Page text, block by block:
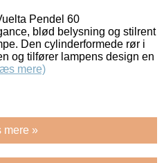
Pendel 60
blød belysning og stilrent
Den cylinderformede rør i
og tilfører lampens design en
mere)
mere »